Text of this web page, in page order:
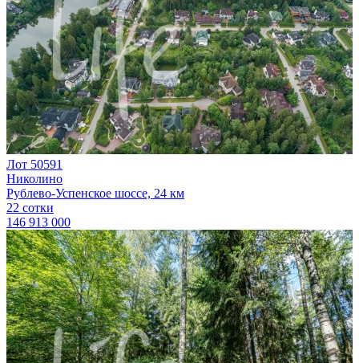
Лот 50591
Николино
Рублево-Успенское шоссе, 24 км
22 сотки
146 913 000